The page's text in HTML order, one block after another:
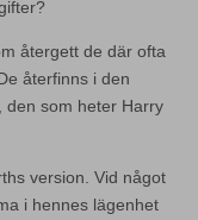
återgett de där ofta
återfinns i den
den som heter Harry
version. Vid något
i hennes lägenhet